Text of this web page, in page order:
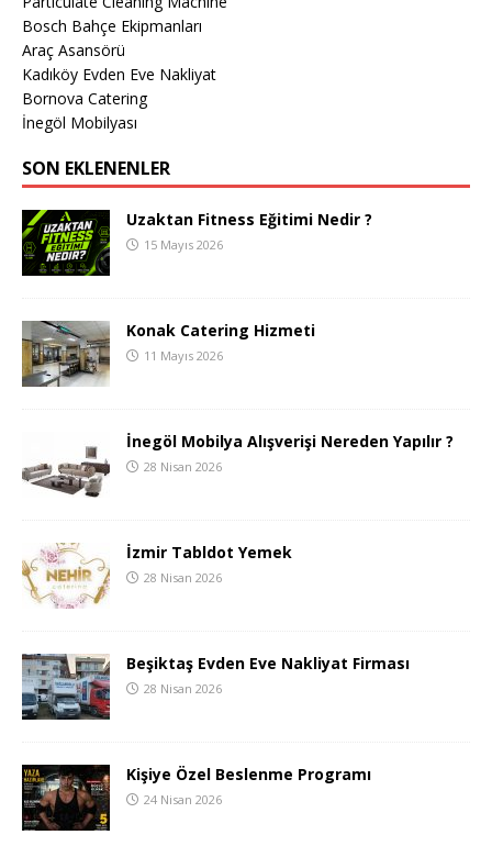
Bosch Bahçe Ekipmanları
Araç Asansörü
Kadıköy Evden Eve Nakliyat
Bornova Catering
İnegöl Mobilyası
SON EKLENENLER
Uzaktan Fitness Eğitimi Nedir ?
15 Mayıs 2026
Konak Catering Hizmeti
11 Mayıs 2026
İnegöl Mobilya Alışverişi Nereden Yapılır ?
28 Nisan 2026
İzmir Tabldot Yemek
28 Nisan 2026
Beşiktaş Evden Eve Nakliyat Firması
28 Nisan 2026
Kişiye Özel Beslenme Programı
24 Nisan 2026